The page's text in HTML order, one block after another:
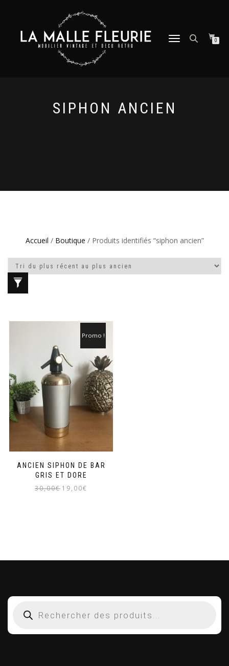
DÉPLIER
0
SIPHON ANCIEN
Accueil / Boutique / Produits identifiés “siphon ancien”
ANCIEN SIPHON DE BAR
GRIS ET DORE
Promo !
30,00€ Le
19,00€